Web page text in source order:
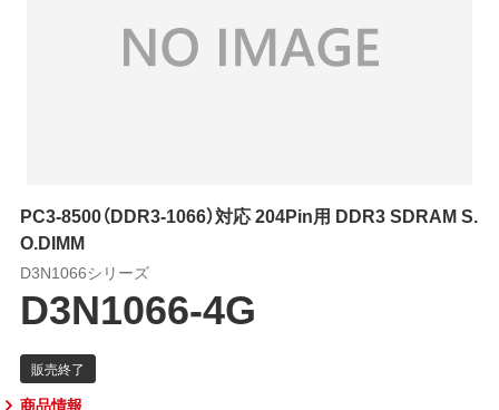
PC3-8500（DDR3-1066）対応 204Pin用 DDR3 SDRAM S.
O.DIMM
D3N1066シリーズ
D3N1066-4G
商品情報